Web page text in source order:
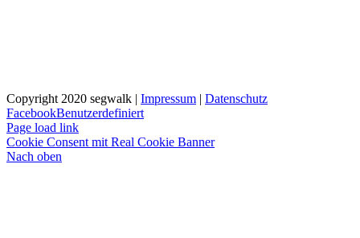
Copyright 2020 segwalk | Impressum | Datenschutz
FacebookBenutzerdefiniert
Page load link
Cookie Consent mit Real Cookie Banner
Nach oben